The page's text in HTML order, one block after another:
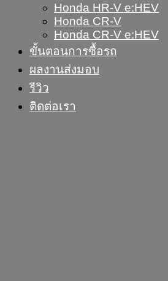
Honda HR-V e:HEV
Honda CR-V
Honda CR-V e:HEV
ขั้นตอนการซื้อรถ
ผลงานส่งมอบ
รีวิว
ติดต่อเรา